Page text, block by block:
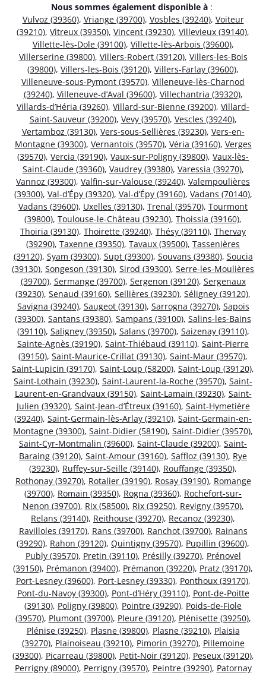
Nous sommes également disponible à :
Vulvoz (39360), Vriange (39700), Vosbles (39240), Voiteur
(39210), Vitreux (39350), Vincent (39230), Villevieux (39140),
Villette-lès-Dole (39100), Villette-lès-Arbois (39600),
Villerserine (39800), Villers-Robert (39120), Villers-les-Bois
(39800), Villers-les-Bois (39120), Villers-Farlay (39600),
Villeneuve-sous-Pymont (39570), Villeneuve-lès-Charnod
(39240), Villeneuve-d’Aval (39600), Villechantria (39320),
Villards-d’Héria (39260), Villard-sur-Bienne (39200), Villard-
Saint-Sauveur (39200), Vevy (39570), Vescles (39240),
Vertamboz (39130), Vers-sous-Sellières (39230), Vers-en-
Montagne (39300), Vernantois (39570), Véria (39160), Verges
(39570), Vercia (39190), Vaux-sur-Poligny (39800), Vaux-lès-
Saint-Claude (39360), Vaudrey (39380), Varessia (39270),
Vannoz (39300), Valfin-sur-Valouse (39240), Valempoulières
(39300), Val-d’Épy (39320), Val-d’Épy (39160), Vadans (70140),
Vadans (39600), Uxelles (39130), Trenal (39570), Tourmont
(39800), Toulouse-le-Château (39230), Thoissia (39160),
Thoiria (39130), Thoirette (39240), Thésy (39110), Thervay
(39290), Taxenne (39350), Tavaux (39500), Tassenières
(39120), Syam (39300), Supt (39300), Souvans (39380), Soucia
(39130), Songeson (39130), Sirod (39300), Serre-les-Moulières
(39700), Sermange (39700), Sergenon (39120), Sergenaux
(39230), Senaud (39160), Sellières (39230), Séligney (39120),
Savigna (39240), Saugeot (39130), Sarrogna (39270), Sapois
(39300), Santans (39380), Sampans (39100), Salins-les-Bains
(39110), Saligney (39350), Salans (39700), Saizenay (39110),
Sainte-Agnès (39190), Saint-Thiébaud (39110), Saint-Pierre
(39150), Saint-Maurice-Crillat (39130), Saint-Maur (39570),
Saint-Lupicin (39170), Saint-Loup (58200), Saint-Loup (39120),
Saint-Lothain (39230), Saint-Laurent-la-Roche (39570), Saint-
Laurent-en-Grandvaux (39150), Saint-Lamain (39230), Saint-
Julien (39320), Saint-Jean-d’Étreux (39160), Saint-Hymetière
(39240), Saint-Germain-lès-Arlay (39210), Saint-Germain-en-
Montagne (39300), Saint-Didier (58190), Saint-Didier (39570),
Saint-Cyr-Montmalin (39600), Saint-Claude (39200), Saint-
Baraing (39120), Saint-Amour (39160), Saffloz (39130), Rye
(39230), Ruffey-sur-Seille (39140), Rouffange (39350),
Rothonay (39270), Rotalier (39190), Rosay (39190), Romange
(39700), Romain (39350), Rogna (39360), Rochefort-sur-
Nenon (39700), Rix (58500), Rix (39250), Revigny (39570),
Relans (39140), Reithouse (39270), Recanoz (39230),
Ravilloles (39170), Rans (39700), Ranchot (39700), Rainans
(39290), Rahon (39120), Quintigny (39570), Pupillin (39600),
Publy (39570), Pretin (39110), Présilly (39270), Prénovel
(39150), Prémanon (39400), Prémanon (39220), Pratz (39170),
Port-Lesney (39600), Port-Lesney (39330), Ponthoux (39170),
Pont-du-Navoy (39300), Pont-d’Héry (39110), Pont-de-Poitte
(39130), Poligny (39800), Pointre (39290), Poids-de-Fiole
(39570), Plumont (39700), Pleure (39120), Plénisette (39250),
Plénise (39250), Plasne (39800), Plasne (39210), Plaisia
(39270), Plainoiseau (39210), Pimorin (39270), Pillemoine
(39300), Picarreau (39800), Petit-Noir (39120), Peseux (39120),
Perrigny (89000), Perrigny (39570), Peintre (39290), Patornay